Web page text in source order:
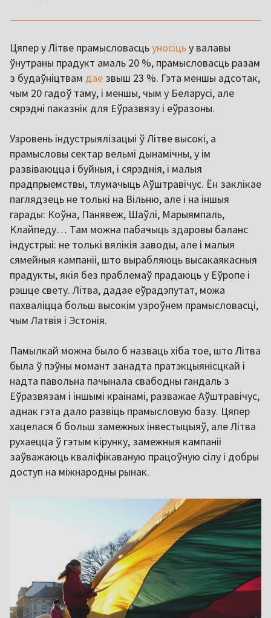
Цяпер у Літве прамысловасцьуносіцьу валавы
ўнутраны прадукт амаль 20 %, прамысловасць разам
з будаўніцтвам дае звыш 23 %. Гэта меншы адсотак,
чым 20 гадоў таму, і меншы, чым у Беларусі, але
сярэдні паказнік для Еўразвязу і еўразоны.
Узровень індустрыялізацыі ў Літве высокі, а
прамысловы сектар вельмі дынамічны, у ім
развіваюцца і буйныя, і сярэднія, і малыя
прадпрыемствы, тлумачыць Аўштравічус. Ён заклікае
паглядзець не толькі на Вільню, але і на іншыя
гарады: Коўна, Панявеж, Шаўлі, Марыямпаль,
Клайпеду… Там можна пабачыць здаровы баланс
індустрыі: не толькі вялікія заводы, але і малыя
сямейныя кампаніі, што вырабляюць высакаякасныя
прадукты, якія без праблемаў прадаюць у Еўропе і
рэшце свету. Літва, дадае еўрадэпутат, можа
пахваліцца больш высокім узроўнем прамысловасці,
чым Латвія і Эстонія.
Памылкай можна было б назваць хіба тое, што Літва
была ў пэўны момант занадта пратэкцыянісцкай і
надта павольна пачынала свабодны гандаль з
Еўразвязам і іншымі краінамі, разважае Аўштравічус,
аднак гэта дало развіць прамысловую базу. Цяпер
хацелася б больш замежных інвестыцыяў, але Літва
рухаецца ў гэтым кірунку, замежныя кампаніі
заўважаюць кваліфікаваную працоўную сілу і добры
доступ на міжнародны рынак.